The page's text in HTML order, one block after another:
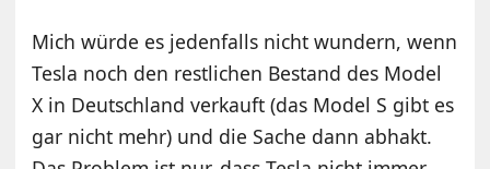
Mich würde es jedenfalls nicht wundern, wenn
Tesla noch den restlichen Bestand des Model
X in Deutschland verkauft (das Model S gibt es
gar nicht mehr) und die Sache dann abhakt.